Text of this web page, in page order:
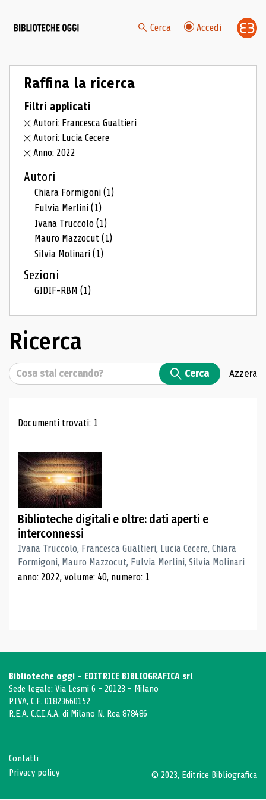
Cerca Accedi
Raffina la ricerca
Filtri applicati
Autori: Francesca Gualtieri
Autori: Lucia Cecere
Anno: 2022
Autori
Chiara Formigoni(1)
Fulvia Merlini(1)
Ivana Truccolo(1)
Mauro Mazzocut(1)
Silvia Molinari(1)
Sezioni
GIDIF-RBM(1)
Ricerca
Cerca Cerca Azzera
Risultati di ricerca
Documenti trovati: 1
Biblioteche digitali e oltre: dati aperti e
interconnessi
Ivana Truccolo, Francesca Gualtieri, Lucia Cecere, Chiara
Formigoni, Mauro Mazzocut, Fulvia Merlini, Silvia Molinari
anno: 2022, volume: 40, numero: 1
Biblioteche oggi - EDITRICE BIBLIOGRAFICA srl
Sede legale: Via Lesmi 6 - 20123 - Milano
P.IVA, C.F. 01823660152
R.E.A. C.C.I.A.A. di Milano N. Rea 878486
Contatti
Privacy policy
© 2023, Editrice Bibliografica